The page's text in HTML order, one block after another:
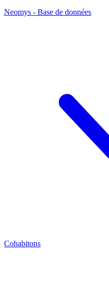
Neomys - Base de données
Cohabitons